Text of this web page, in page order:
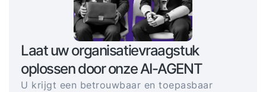
Laat uw organisatievraagstuk
oplossen door onze AI-AGENT
U krijgt een betrouwbaar en toepasbaar